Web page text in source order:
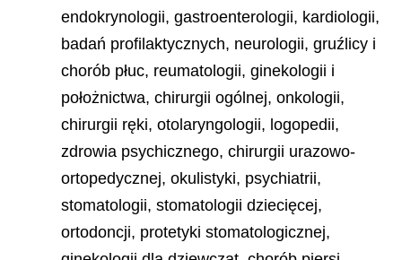
endokrynologii, gastroenterologii, kardiologii,
badań profilaktycznych, neurologii, gruźlicy i
chorób płuc, reumatologii, ginekologii i
położnictwa, chirurgii ogólnej, onkologii,
chirurgii ręki, otolaryngologii, logopedii,
zdrowia psychicznego, chirurgii urazowo-
ortopedycznej, okulistyki, psychiatrii,
stomatologii, stomatologii dziecięcej,
ortodoncji, protetyki stomatologicznej,